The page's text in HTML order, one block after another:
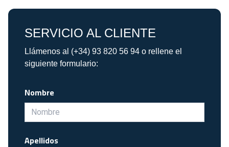
SERVICIO AL CLIENTE
Llámenos al (+34) 93 820 56 94 o rellene el
siguiente formulario:
Nombre
Apellidos